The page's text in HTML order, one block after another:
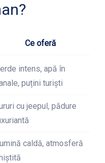
Ce oferă
intens, apă în
puțini turiști
cu jeepul, pădure
caldă, atmosferă